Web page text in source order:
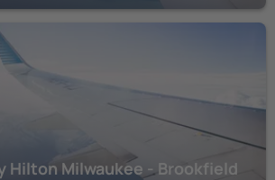
Hilton Milwaukee - Brookfield